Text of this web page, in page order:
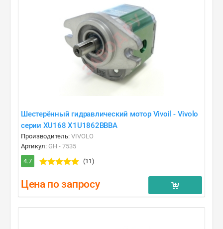
Шестерённый гидравлический мотор Vivoil - Vivolo
серии XU168 X1U1862BBBA
Производитель: VIVOLO
Артикул: GH - 7535
4.7
(11)
Цена по запросу